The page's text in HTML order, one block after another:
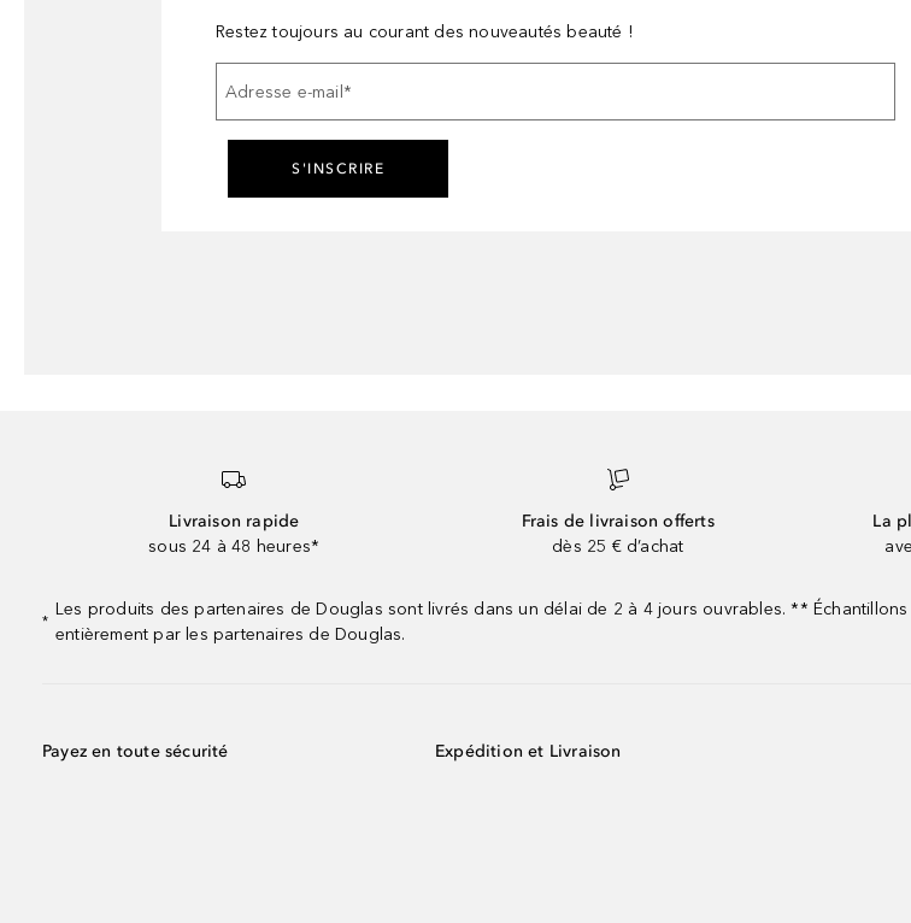
Restez toujours au courant des nouveautés beauté !
Adresse e-mail *
S'INSCRIRE
Livraison rapide
sous 24 à 48 heures*
Frais de livraison offerts
dès 25 € d’achat
La
*
Les produits des partenaires de Douglas sont livrés dans un délai de 2 à 4 jours ouvrables. **
entièrement par les partenaires de Douglas.
Payez en toute sécurité Expédition et Livraison